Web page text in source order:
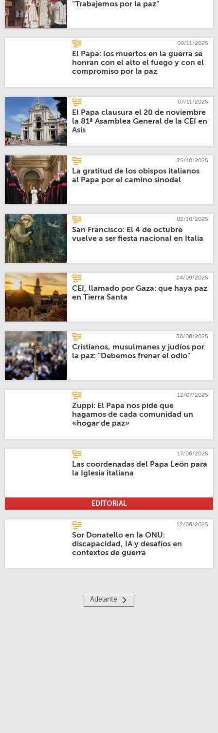
"Trabajemos por la paz"
09/11/2025
El Papa: los muertos en la guerra se
honran con el alto el fuego y con el
compromiso por la paz
07/11/2025
El Papa clausura el 20 de noviembre
la 81ª Asamblea General de la CEI en
Asís
25/10/2025
La gratitud de los obispos italianos
al Papa por el camino sinodal
02/10/2025
San Francisco: El 4 de octubre
vuelve a ser fiesta nacional en Italia
24/09/2025
CEI, llamado por Gaza: que haya paz
en Tierra Santa
30/08/2025
Cristianos, musulmanes y judíos por
la paz: "Debemos frenar el odio"
12/07/2025
Zuppi: El Papa nos pide que
hagamos de cada comunidad un
«hogar de paz»
EDITORIAL
17/06/2025
Las coordenadas del Papa León para
la Iglesia italiana
12/06/2025
Sor Donatello en la ONU:
discapacidad, IA y desafíos en
contextos de guerra
Adelante